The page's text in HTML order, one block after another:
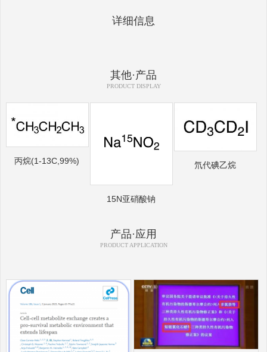
详细信息
其他·产品
PRODUCT DISPLAY
丙烷(1-13C,99%)
15N亚硝酸钠
氘代碘乙烷
产品·应用
PRODUCT APPLICATION